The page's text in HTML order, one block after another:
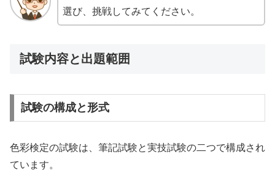
選び、挑戦してみてください。
試験内容と出題範囲
試験の構成と形式
色彩検定の試験は、筆記試験と実技試験の二つで構成され
ています。